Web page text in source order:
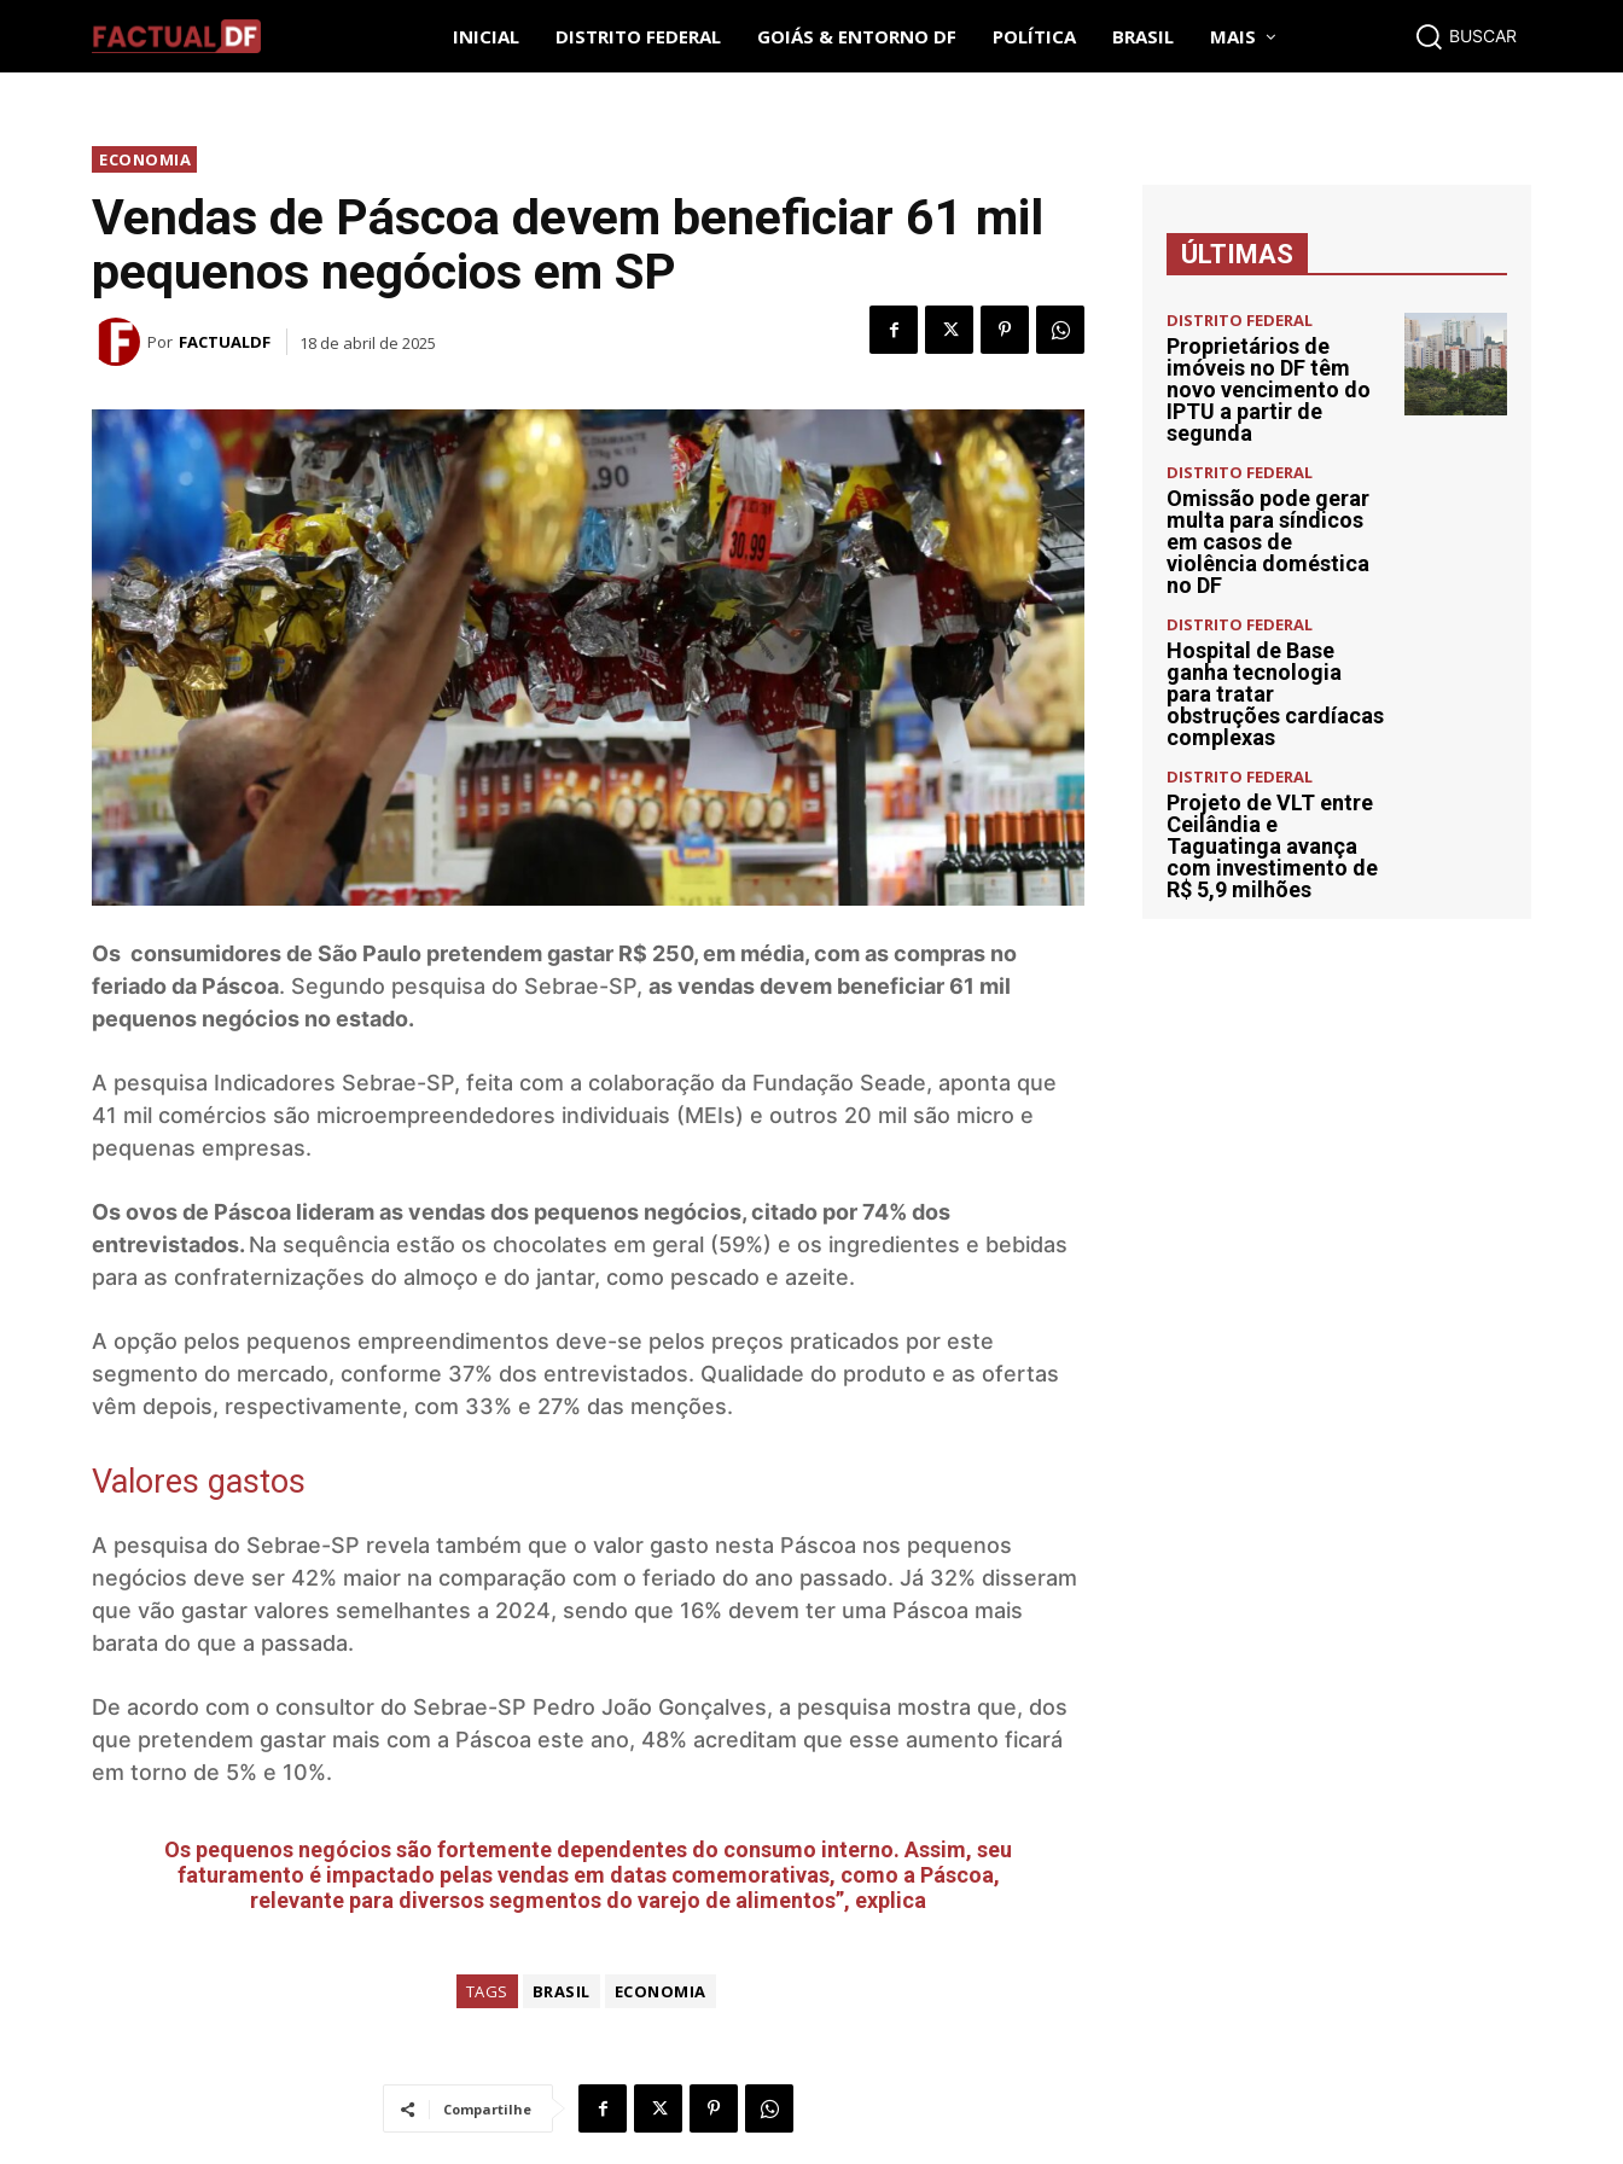
INICIAL DISTRITO FEDERAL GOIÁS & ENTORNO DF POLÍTICA BRASIL MAIS BUSCAR
ECONOMIA
Vendas de Páscoa devem beneficiar 61 mil
pequenos negócios em SP
Por FACTUALDF 18 de abril de 2025
Os consumidores de São Paulo pretendem gastar R$ 250, em média, com as compras no
feriado da Páscoa. Segundo pesquisa do Sebrae-SP, as vendas devem beneficiar 61 mil
pequenos negócios no estado.
A pesquisa Indicadores Sebrae-SP, feita com a colaboração da Fundação Seade, aponta que
41 mil comércios são microempreendedores individuais (MEIs) e outros 20 mil são micro e
pequenas empresas.
Os ovos de Páscoa lideram as vendas dos pequenos negócios, citado por 74% dos
entrevistados. Na sequência estão os chocolates em geral (59%) e os ingredientes e bebidas
para as confraternizações do almoço e do jantar, como pescado e azeite.
A opção pelos pequenos empreendimentos deve-se pelos preços praticados por este
segmento do mercado, conforme 37% dos entrevistados. Qualidade do produto e as ofertas
vêm depois, respectivamente, com 33% e 27% das menções.
Valores gastos
A pesquisa do Sebrae-SP revela também que o valor gasto nesta Páscoa nos pequenos
negócios deve ser 42% maior na comparação com o feriado do ano passado. Já 32% disseram
que vão gastar valores semelhantes a 2024, sendo que 16% devem ter uma Páscoa mais
barata do que a passada.
De acordo com o consultor do Sebrae-SP Pedro João Gonçalves, a pesquisa mostra que, dos
que pretendem gastar mais com a Páscoa este ano, 48% acreditam que esse aumento ficará
em torno de 5% e 10%.
Os pequenos negócios são fortemente dependentes do consumo interno. Assim, seu
faturamento é impactado pelas vendas em datas comemorativas, como a Páscoa,
relevante para diversos segmentos do varejo de alimentos”, explica
TAGS BRASIL ECONOMIA
Compartilhe
ÚLTIMAS
DISTRITO FEDERAL
Proprietários de
imóveis no DF têm
novo vencimento do
IPTU a partir de
segunda
DISTRITO FEDERAL
Omissão pode gerar
multa para síndicos
em casos de
violência doméstica
no DF
DISTRITO FEDERAL
Hospital de Base
ganha tecnologia
para tratar
obstruções cardíacas
complexas
DISTRITO FEDERAL
Projeto de VLT entre
Ceilândia e
Taguatinga avança
com investimento de
R$ 5,9 milhões